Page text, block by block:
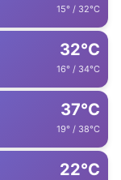
15° / 32°C
32°C
16° / 34°C
37°C
19° / 38°C
22°C